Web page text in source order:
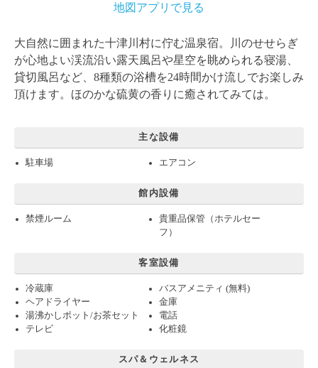
地図アプリで見る
大自然に囲まれた十津川村に佇む温泉宿。川のせせらぎ
が心地よい渓流沿い露天風呂や星空を眺められる寝湯、
貸切風呂など、8種類の浴槽を24時間かけ流しでお楽しみ
頂けます。ほのかな硫黄の香りに癒されてみては。
主な設備
駐車場 エアコン
館内設備
禁煙ルーム
貴重品保管（ホテルセー
フ）
客室設備
冷蔵庫
バスアメニティ (無料)
ヘアドライヤー
金庫
湯沸かしポット/お茶セット
電話
テレビ
化粧鏡
スパ＆ウェルネス